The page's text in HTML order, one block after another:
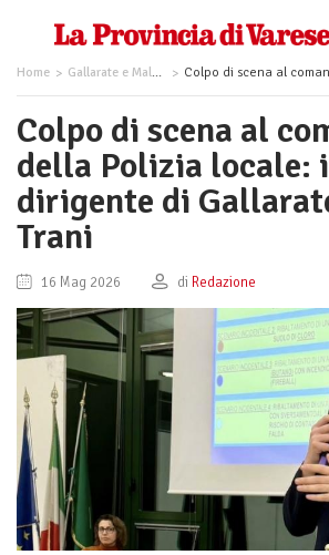
Home Gallarate e Malpensa Colpo di scena al comando della Polizia locale: il nuovo dirigente di
Colpo di scena al
della Polizia locale:
dirigente di
Trani
16 Mag 2026 di Redazione